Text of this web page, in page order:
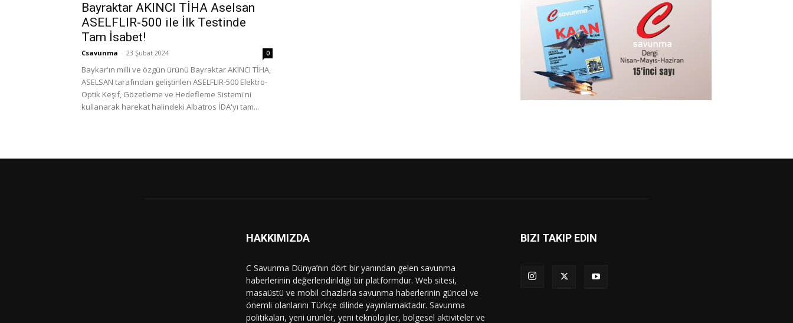
Bayraktar AKINCI TİHA Aselsan
ASELFLIR-500 ile İlk Testinde
Tam İsabet!
Csavunma - 23 Şubat 2024 0
Baykar'ın milli ve özgün ürünü Bayraktar AKINCI TİHA,
ASELSAN tarafından geliştirilen ASELFLIR-500 Elektro-
Optik Keşif, Gözetleme ve Hedefleme Sistemi'ni
kullanarak harekat halindeki Albatros İDA'yı tam...
HAKKIMIZDA
C Savunma Dünya’nın dört bir yanından gelen savunma
haberlerinin değerlendirildiği bir platformdur. Web sitesi,
masaüstü ve mobil cihazlarla savunma haberlerinin güncel ve
önemli olanlarını Türkçe dilinde yayınlamaktadır. Savunma
politikaları, yeni ürünler, yeni teknolojiler, bölgesel aktiviteler ve
BIZI TAKIP EDIN